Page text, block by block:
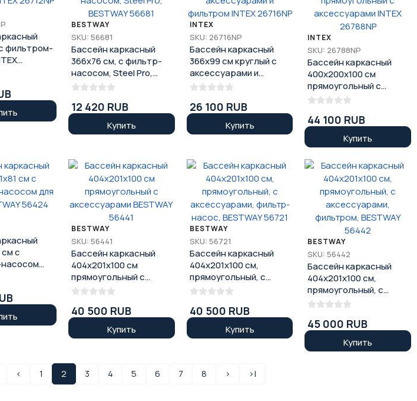
фильтром-
BESTWAY
SKU: 56681
Бассейн каркасный
366х76 см, с фильтр-
насосом, Steel Pro,
BESTWAY 56681
12 420 RUB
Купить
INTEX
SKU: 26716NP
Бассейн каркасный
366х99 см круглый с
аксессуарами и
фильтром INTEX
26 100 RUB
Купить
INTEX
SKU: 26788NP
Бассейн каркасный
400x200x100 см
прямоугольный с
аксессуарами INTEX
44 100 RUB
Купить
см с
BESTWAY
SKU: 56441
Бассейн каркасный
404x201x100 см
прямоугольный с
аксессуарами
40 500 RUB
Купить
BESTWAY
SKU: 56721
Бассейн каркасный
404x201x100 см,
прямоугольный, с
аксессуарами,
BESTWAY 56721
40 500 RUB
Купить
BESTWAY
SKU: 56442
Бассейн каркасный
404x201x100 см,
прямоугольный, с
аксессуарами,
56442
45 000 RUB
Купить
< 1 2 3 4 5 6 7 8 > >|